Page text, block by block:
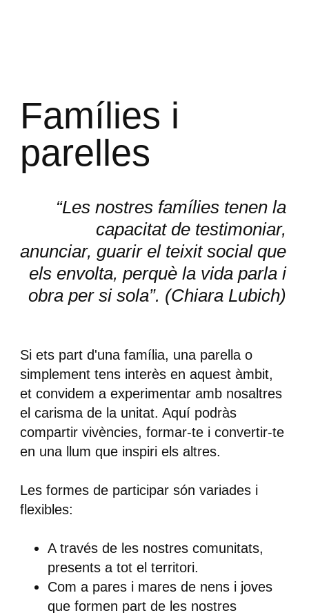
Famílies i
parelles
“Les nostres famílies tenen la
capacitat de testimoniar,
anunciar, guarir el teixit social que
els envolta, perquè la vida parla i
obra per si sola”. (Chiara Lubich)
Si ets part d'una família, una parella o
simplement tens interès en aquest àmbit,
et convidem a experimentar amb nosaltres
el carisma de la unitat. Aquí podràs
compartir vivències, formar-te i convertir-te
en una llum que inspiri els altres.
Les formes de participar són variades i
flexibles:
A través de les nostres comunitats,
presents a tot el territori.
Com a pares i mares de nens i joves
que formen part de les nostres